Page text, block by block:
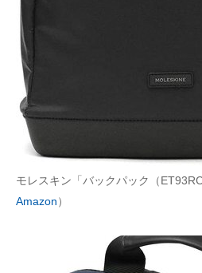
モレスキン「バックパック（
Amazon）